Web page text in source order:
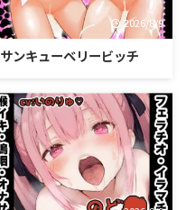
2026/8/9
サンキューベリービッチ